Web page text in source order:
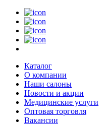
Каталог
О компании
Наши салоны
Новости и акции
Медицинские услуги
Оптовая торговля
Вакансии